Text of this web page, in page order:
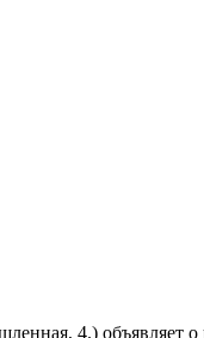
объявляет о